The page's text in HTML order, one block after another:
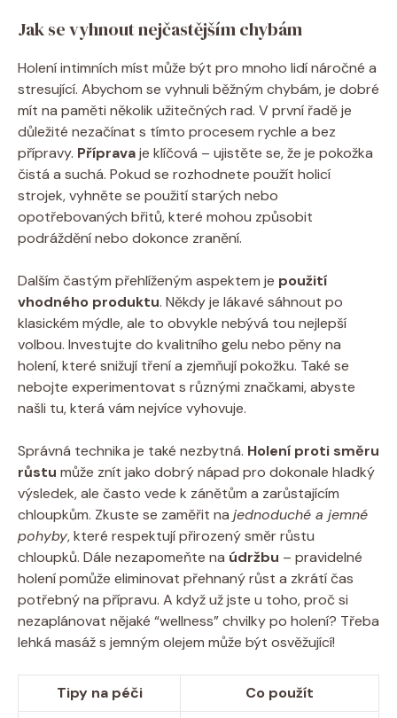
Jak se vyhnout nejčastějším chybám
Holení intimních míst může být pro mnoho lidí náročné a
stresující. Abychom se vyhnuli běžným chybám, je dobré
mít na paměti několik užitečných rad. V první řadě je
důležité nezačínat s tímto procesem rychle a bez
přípravy. Přípravaje klíčová – ujistěte se, že je pokožka
čistá a suchá. Pokud se rozhodnete použít holicí
strojek, vyhněte se použití starých nebo
opotřebovaných břitů, které mohou způsobit
podráždění nebo dokonce zranění.
Dalším častým přehlíženým aspektem je použití
vhodného produktu. Někdy je lákavé sáhnout po
klasickém mýdle, ale to obvykle nebývá tou nejlepší
volbou. Investujte do kvalitního gelu nebo pěny na
holení, které snižují tření a zjemňují pokožku. Také se
nebojte experimentovat s různými značkami, abyste
našli tu, která vám nejvíce vyhovuje.
Správná technika je také nezbytná. Holení proti směru
růstu může znít jako dobrý nápad pro dokonale hladký
výsledek, ale často vede k zánětům a zarůstajícím
chloupkům. Zkuste se zaměřit na jednoduché a jemné
pohyby, které respektují přirozený směr růstu
chloupků. Dále nezapomeňte na údržbu – pravidelné
holení pomůže eliminovat přehnaný růst a zkrátí čas
potřebný na přípravu. A když už jste u toho, proč si
nezaplánovat nějaké “wellness” chvilky po holení? Třeba
lehká masáž s jemným olejem může být osvěžující!
Tipy na péči
Co použít